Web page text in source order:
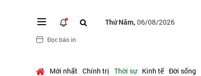
Thứ Năm, 06/08/2026
Đọc báo in
Mới nhất Chính trị Thời sự Kinh tế Đời sống